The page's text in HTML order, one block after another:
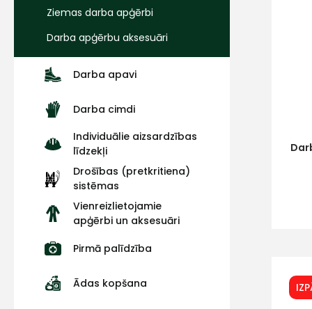
Ziemas darba apģērbi
Darba apģērbu aksesuāri
Darba apavi
Darba cimdi
Individuālie aizsardzības
līdzekļi
Drošības (pretkritiena)
sistēmas
Vienreizlietojamie
apģērbi un aksesuāri
Pirmā palīdzība
Ādas kopšana